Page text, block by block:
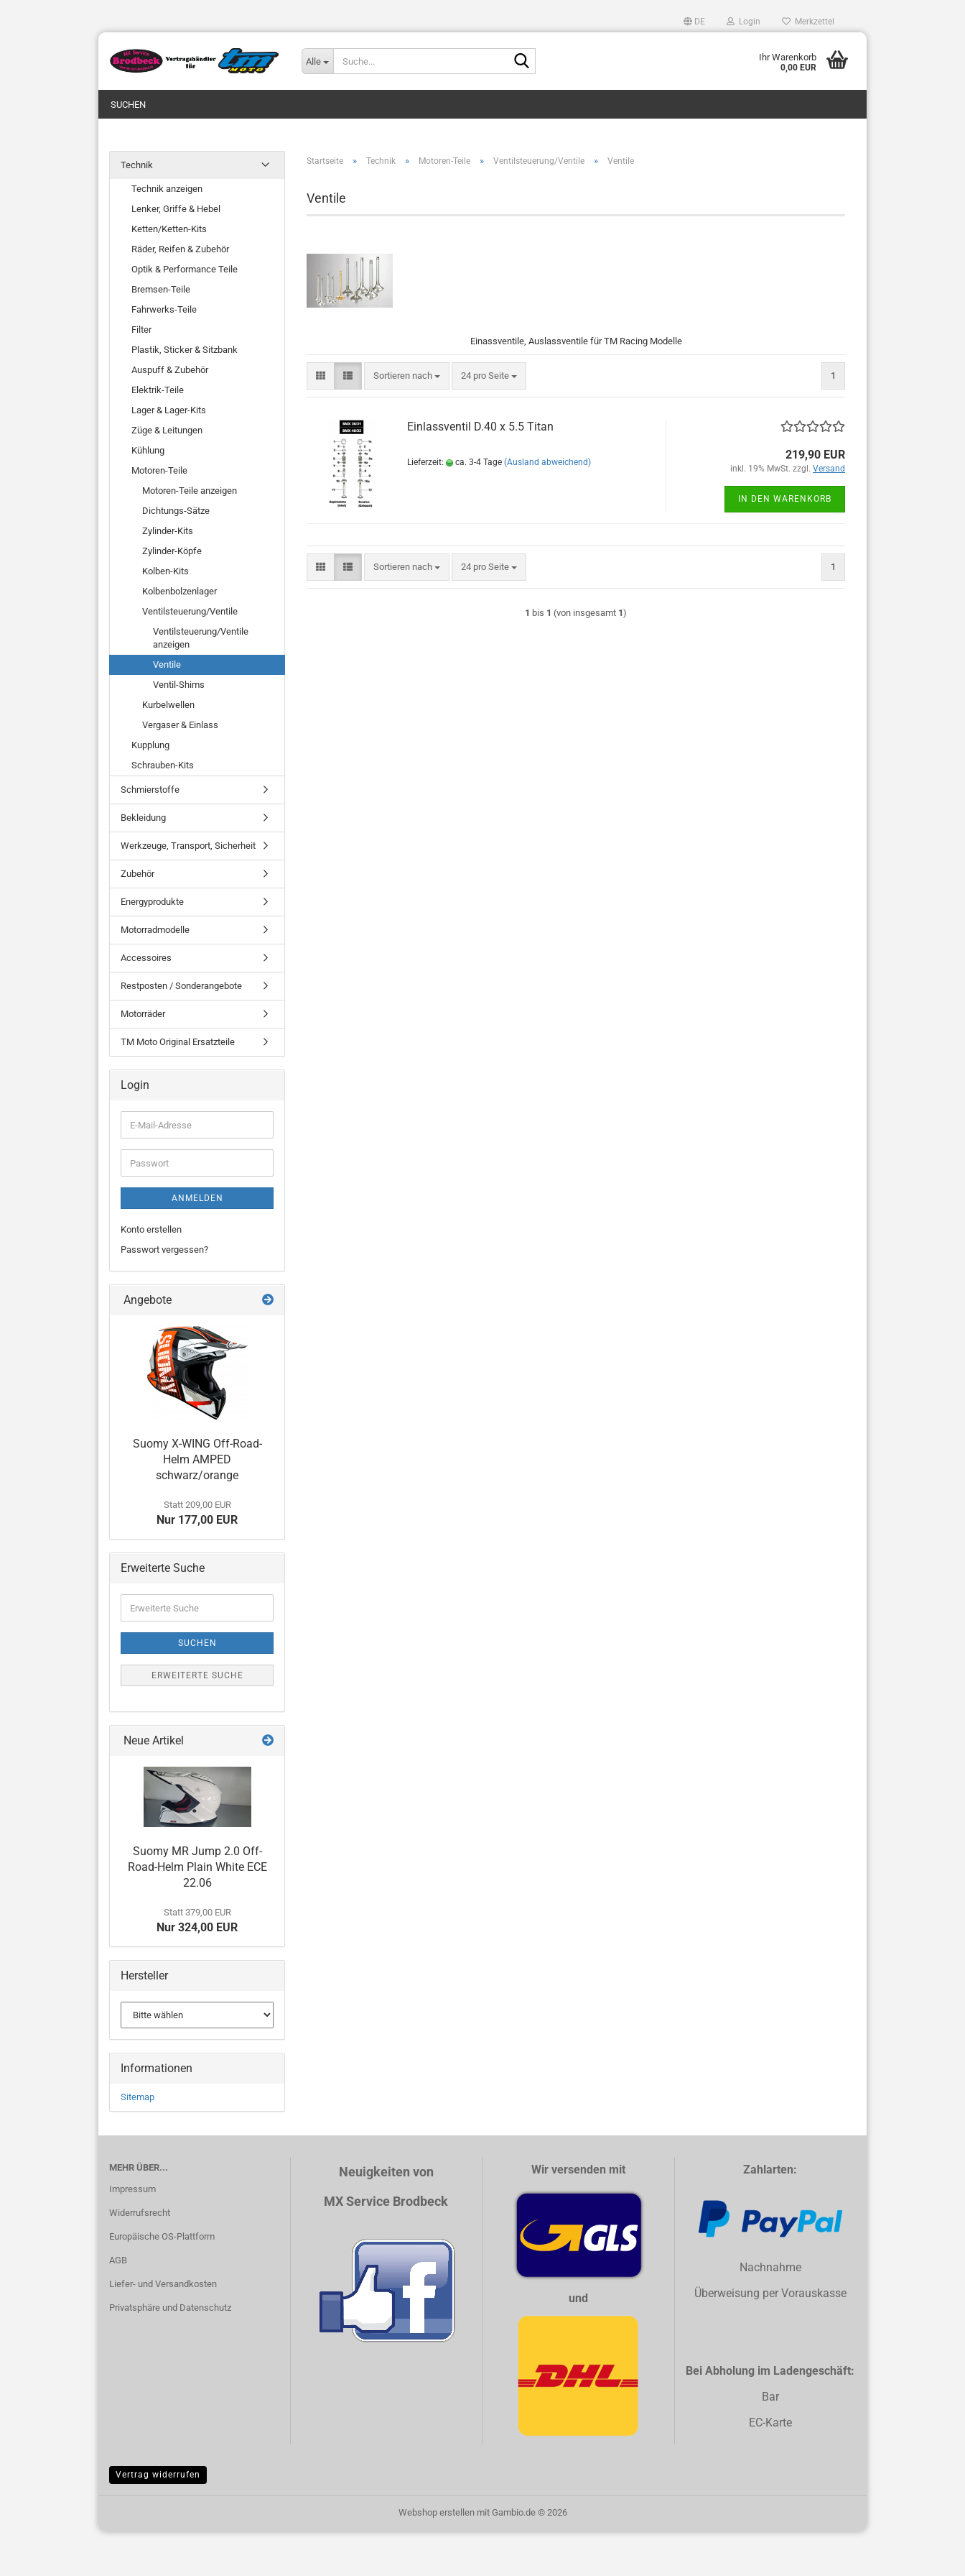
DE Login Merkzettel
Alle Ihr Warenkorb
0,00 EUR
SUCHEN
Startseite » Technik » Motoren-Teile » Ventilsteuerung/Ventile » Ventile
Ventile
Einassventile, Auslassventile für TM Racing Modelle
Sortieren nach
Sortieren nach 24 pro Seite
pro Seite 1
Einlassventil D.40 x 5.5 Titan
Lieferzeit: ca. 3-4 Tage (Ausland abweichend)
219,90 EUR
inkl. 19% MwSt. zzgl. Versand
IN DEN WARENKORB
Sortieren nach
Sortieren nach 24 pro Seite
pro Seite 1
1 bis 1 (von insgesamt 1)
Technik
Technik anzeigen
Lenker, Griffe & Hebel
Ketten/Ketten-Kits
Räder, Reifen & Zubehör
Optik & Performance Teile
Bremsen-Teile
Fahrwerks-Teile
Filter
Plastik, Sticker & Sitzbank
Auspuff & Zubehör
Elektrik-Teile
Lager & Lager-Kits
Züge & Leitungen
Kühlung
Motoren-Teile
Motoren-Teile anzeigen
Dichtungs-Sätze
Zylinder-Kits
Zylinder-Köpfe
Kolben-Kits
Kolbenbolzenlager
Ventilsteuerung/Ventile
Ventilsteuerung/Ventile
anzeigen
Ventile
Ventil-Shims
Kurbelwellen
Vergaser & Einlass
Kupplung
Schrauben-Kits
Schmierstoffe
Bekleidung
Werkzeuge, Transport, Sicherheit
Zubehör
Energyprodukte
Motorradmodelle
Accessoires
Restposten / Sonderangebote
Motorräder
TM Moto Original Ersatzteile
Login
E-
Mail-
Adresse
Passwort
ANMELDEN
Konto erstellen
Passwort vergessen?
Angebote
Suomy X-WING Off-Road-
Helm AMPED
schwarz/orange
Statt 209,00 EUR
Nur 177,00 EUR
Erweiterte Suche
Suche
SUCHEN
ERWEITERTE SUCHE
Neue Artikel
Suomy MR Jump 2.0 Off-
Road-Helm Plain White ECE
22.06
Statt 379,00 EUR
Nur 324,00 EUR
Hersteller
Informationen
Sitemap
MEHR ÜBER...
Impressum
Widerrufsrecht
Europäische OS-Plattform
AGB
Liefer- und Versandkosten
Privatsphäre und Datenschutz
Neuigkeiten von
MX Service Brodbeck
Wir versenden mit
und
Zahlarten:
Nachnahme
Überweisung per Vorauskasse
Bei Abholung im Ladengeschäft:
Bar
EC-Karte
Vertrag widerrufen
Webshop erstellenmit Gambio.de © 2026